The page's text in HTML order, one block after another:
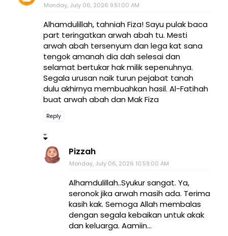
Monday, July 06, 2026 9:51:00 AM
Alhamdulillah, tahniah Fiza! Sayu pulak baca
part teringatkan arwah abah tu. Mesti
arwah abah tersenyum dan lega kat sana
tengok amanah dia dah selesai dan
selamat bertukar hak milik sepenuhnya.
Segala urusan naik turun pejabat tanah
dulu akhirnya membuahkan hasil. Al-Fatihah
buat arwah abah dan Mak Fiza
Reply
Pizzah
Monday, July 06, 2026 10:59:00 AM
Alhamdulillah..Syukur sangat. Ya,
seronok jika arwah masih ada. Terima
kasih kak. Semoga Allah membalas
dengan segala kebaikan untuk akak
dan keluarga. Aamiin...